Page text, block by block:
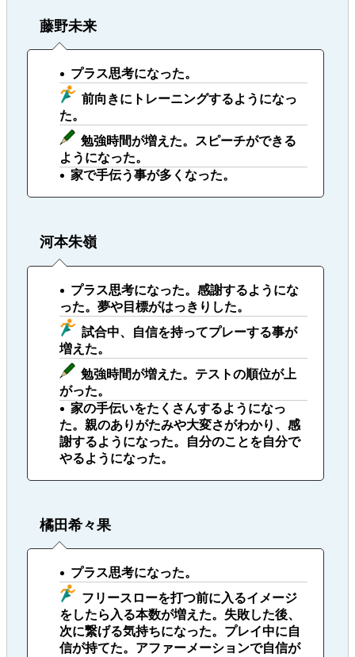
藤野未来
プラス思考になった。
前向きにトレーニングするようになっ
た。
勉強時間が増えた。スピーチができる
ようになった。
家で手伝う事が多くなった。
河本朱嶺
プラス思考になった。感謝するようにな
った。夢や目標がはっきりした。
試合中、自信を持ってプレーする事が
増えた。
勉強時間が増えた。テストの順位が上
がった。
家の手伝いをたくさんするようになっ
た。親のありがたみや大変さがわかり、感
謝するようになった。自分のことを自分で
やるようになった。
橘田希々果
プラス思考になった。
フリースローを打つ前に入るイメージ
をしたら入る本数が増えた。失敗した後、
次に繋げる気持ちになった。プレイ中に自
信が持てた。アファーメーションで自信が